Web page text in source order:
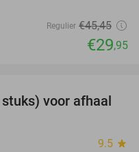
Regulier €45,45
€29,95
48%
voor afhaal
9.5 star